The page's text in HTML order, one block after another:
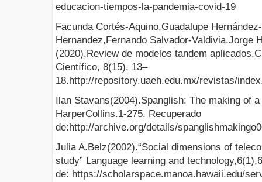
educacion-tiempos-la-pandemia-covid-19
Facunda Cortés-Aquino,Guadalupe
Hernandez,Fernando Salvador-Valdivia,Jorge
(2020).Review de modelos tandem
Científico, 8(15), 13–
18.http://repository.uaeh.edu.mx/revistas/
Ilan Stavans(2004).Spanglish: The making of
HarperCollins.1-275. Recuperado
de:http://archive.org/details/
Julia A.Belz(2002).“Social dimensions of
study” Language learning and
de: https://scholarspace.manoa.hawaii.edu/